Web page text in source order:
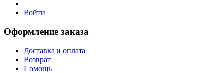
Войти
Оформление заказа
Доставка и оплата
Возврат
Помощь